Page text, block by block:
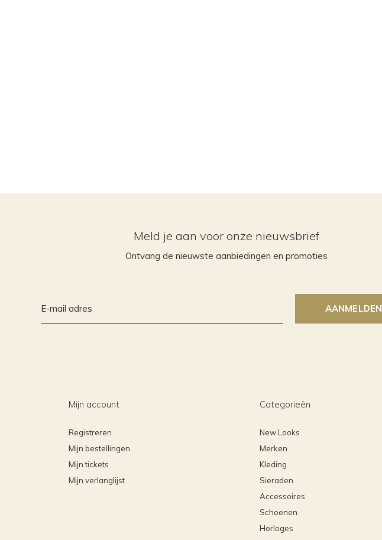
Meld je aan voor onze nieuwsbrief
Ontvang de nieuwste aanbiedingen en promoties
AANMELDEN
Mijn account
Registreren
Mijn bestellingen
Mijn tickets
Mijn verlanglijst
Categorieën
New Looks
Merken
Kleding
Sieraden
Accessoires
Schoenen
Horloges